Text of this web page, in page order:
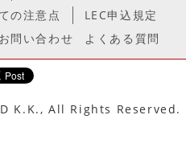
の注意点
LEC申込規定
お問い合わせ よくある質問
K.K., All Rights Reserved.